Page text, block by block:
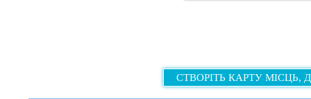
СТВОРІТЬ КАРТУ МІСЦЬ,